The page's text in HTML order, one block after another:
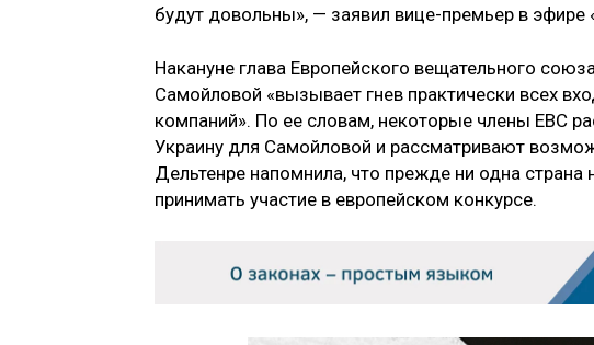
будут довольны», — заявил вице-премьер в эфире
Накануне глава Европейского вещательного
Самойловой «вызывает гнев практически всех
компаний». По ее словам, некоторые члены ЕВС
Украину для Самойловой и рассматривают
Дельтенре напомнила, что прежде ни одна
принимать участие в европейском конкурсе.